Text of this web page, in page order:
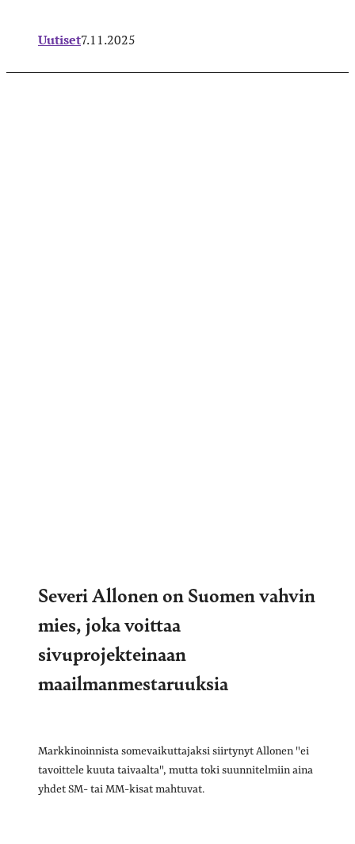
Uutiset7.11.2025
Severi Allonen on Suomen vahvin
mies, joka voittaa
sivuprojekteinaan
maailmanmestaruuksia
Markkinoinnista somevaikuttajaksi siirtynyt Allonen "ei
tavoittele kuuta taivaalta", mutta toki suunnitelmiin aina
yhdet SM- tai MM-kisat mahtuvat.